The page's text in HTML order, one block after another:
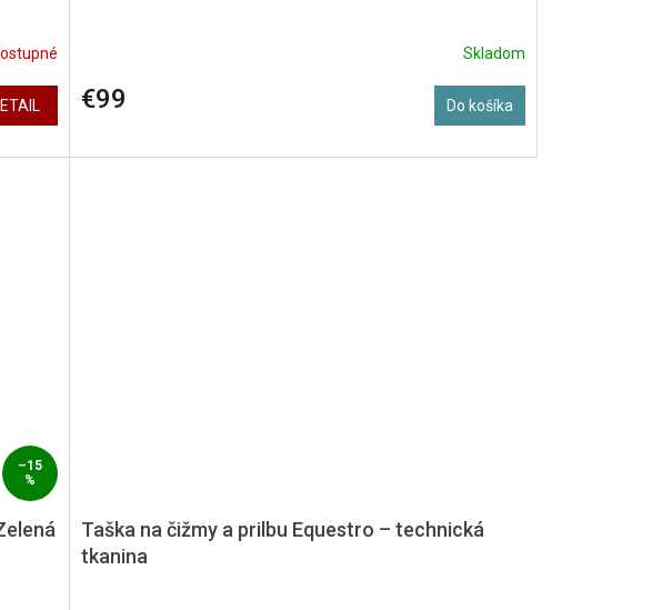
Skladom
€99 Do košíka
–15
%
Taška na čižmy a prilbu Equestro – technická
tkanina